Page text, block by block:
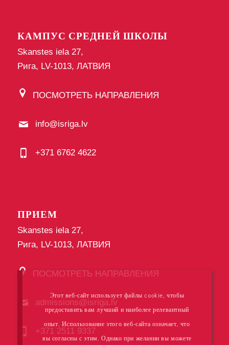
КАМПУС СРЕДНЕЙ ШКОЛЫ
Skanstes iela 27,
Рига, LV-1013, ЛАТВИЯ
ПОСМОТРЕТЬ НАПРАВЛЕНИЯ
info@isriga.lv
+371 6762 4622
ПРИЕМ
Skanstes iela 27,
Рига, LV-1013, ЛАТВИЯ
ПОСМОТРЕТЬ НАПРАВЛЕНИЯ
admissions@isriga.lv
+371 2511 9337
Этот веб-сайт использует файлы cookie, чтобы
предоставить вам лучший и наиболее релевантный
опыт. Использование этого веб-сайта означает, что
вы согласны с этим. Однако при желании вы можете